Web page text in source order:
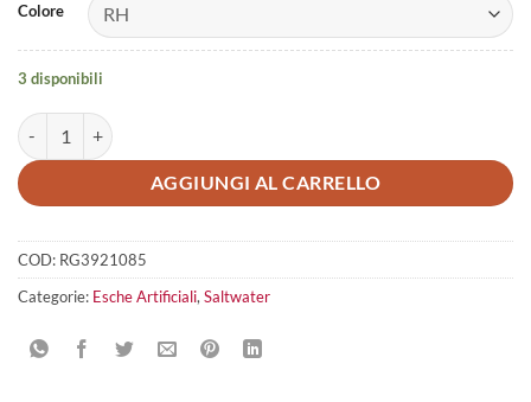
Colore
3 disponibili
Ragot Raglou 85 mm 3 pezzi quantità
AGGIUNGI AL CARRELLO
COD: RG3921085
Categorie: Esche Artificiali, Saltwater